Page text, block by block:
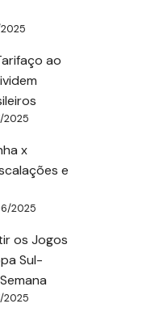
ao
2025
x
e
2025
os Jogos
Sul-
2025